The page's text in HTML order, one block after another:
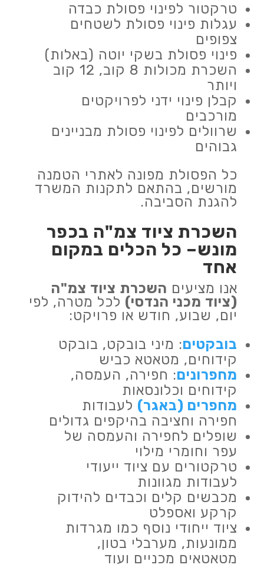
טרקטור לפינוי פסולת כבדה
עגלות פינוי פסולת לשטחים
צפופים
פינוי פסולת בשקי יוטה (באלות)
השכרת מכולות 8 קוב, 12 קוב
ויותר
קבלן פינוי ידני לפרויקטים
מורכבים
שרוולים לפינוי פסולת מבניינים
גבוהים
כל הפסולת מפונה לאתרי הטמנה
מורשים, בהתאם לתקנות המשרד
להגנת הסביבה.
השכרת ציוד צמ"ה בכפר
מונש– כל הכלים במקום
אחד
אנו מציעים השכרת ציוד צמ"ה
(ציוד מכני הנדסי) לכל מטרה, לפי
יום, שבוע, חודש או פרויקט:
בובקטים: מיני בובקט, בובקט
קידוחים, מטאטא כביש
מחפרונים: חפירה, העמסה,
קידוחים וכלונסאות
מחפרים (באגר) לעבודות
חפירה וחציבה בהיקפים גדולים
שופלים לחפירה והעמסה של
עפר וחומרי מילוי
טרקטורים עם ציוד ייעודי
לעבודות מגוונות
מכבשים קלים וכבדים להידוק
קרקע ואספלט
ציוד ייחודי נוסף כמו מגרדות
ממונעות, מערבלי בטון,
מטאטאים מכניים ועוד